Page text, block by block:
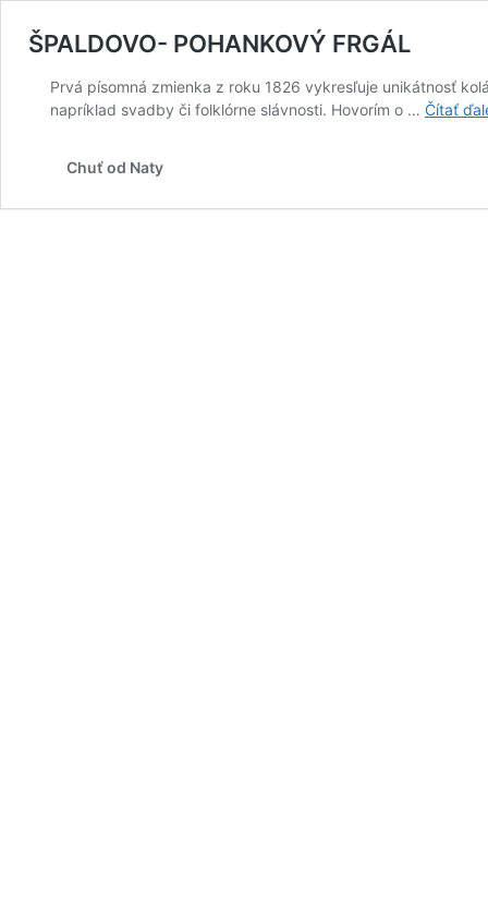
ŠPALDOVO- POHANKOVÝ FRGÁL
Prvá písomná zmienka z roku 1826 vykresľuje unikátnosť
napríklad svadby či folklórne slávnosti. Hovorím o … Čítať
Chuť od Naty